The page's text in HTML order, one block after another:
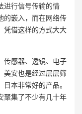
进行信号传输的情
的嵌入，而在网络传
凭借这样的方式大大
传感器、透镜、电子
美安也是经过层层筛
本非常好的产品。
聚集了不少有几十年